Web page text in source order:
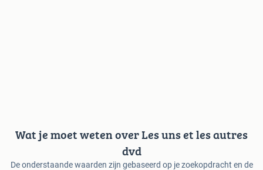
Wat je moet weten over Les uns et les autres
dvd
De onderstaande waarden zijn gebaseerd op je zoekopdracht en de